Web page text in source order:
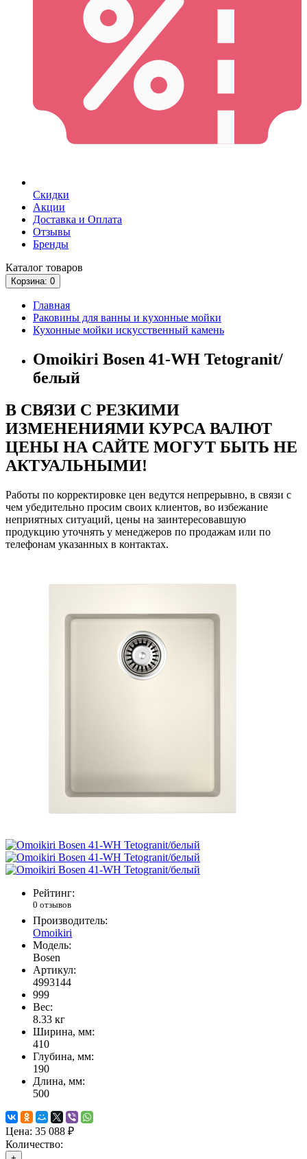
Скидки
Акции
Доставка и Оплата
Отзывы
Бренды
Каталог товаров
Корзина: 0
Главная
Раковины для ванны и кухонные мойки
Кухонные мойки искусственный камень
Omoikiri Bosen 41-WH Tetogranit/
белый
В СВЯЗИ С РЕЗКИМИ
ИЗМЕНЕНИЯМИ КУРСА ВАЛЮТ
ЦЕНЫ НА САЙТЕ МОГУТ БЫТЬ НЕ
АКТУАЛЬНЫМИ!
Работы по корректировке цен ведутся непрерывно, в связи с
чем убедительно просим своих клиентов, во избежание
неприятных ситуаций, цены на заинтересовавшую
продукцию уточнять у менеджеров по продажам или по
телефонам указанных в контактах.
Рейтинг:
0 отзывов
Производитель:
Omoikiri
Модель:
Bosen
Артикул:
4993144
999
Вес:
8.33 кг
Ширина, мм:
410
Глубина, мм:
190
Длина, мм:
500
Цена: 35 088 ₽
Количество: